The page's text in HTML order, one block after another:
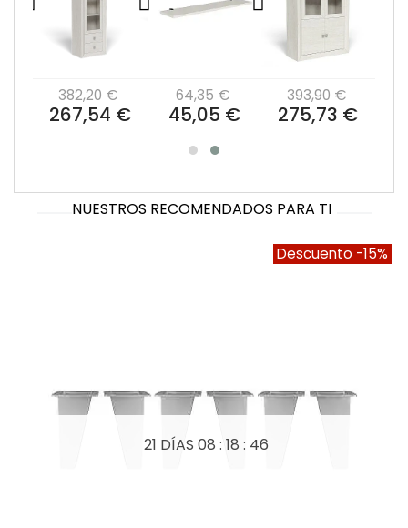
382,20 €
267,54 €
64,35 €
45,05 €
393,90 €
275,73 €
NUESTROS RECOMENDADOS PARA TI
Descuento -15%
21 DÍAS 08 : 18 : 46